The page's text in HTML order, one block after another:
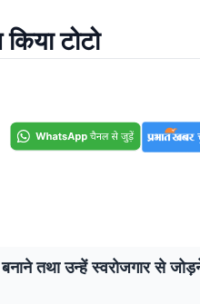
टोटो
तथा उन्हें स्वरोजगार से